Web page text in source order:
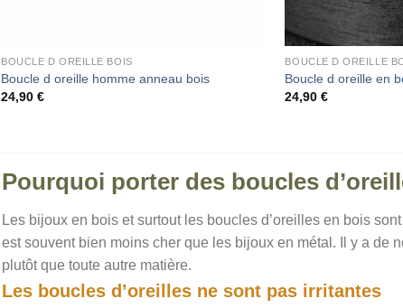
BOUCLE D OREILLE BOIS
Boucle d oreille homme anneau bois
24,90€
BOUCLE D OREILLE
Boucle d oreille en
24,90€
Pourquoi porter des boucles
Les bijoux en bois et surtout les boucles d’oreilles en bois
est souvent bien moins cher que les bijoux en métal. Il y a de
plutôt que toute autre matière.
Les boucles d’oreilles ne sont pas irritantes